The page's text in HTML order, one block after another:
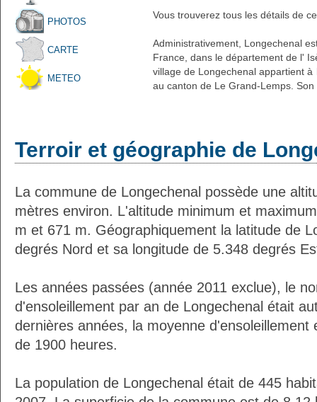
PHOTOS
CARTE
METEO
Vous trouverez tous les détails de
Administrativement, Longechenal
France, dans le département de l'
village de Longechenal appartient
au canton de Le Grand-Lemps.
Terroir et géographie de
La commune de Longechenal possède une
mètres environ. L'altitude minimum et
m et 671 m. Géographiquement la latitude de
degrés Nord et sa longitude de 5.348 degrés
Les années passées (année 2011 exclue), le
d'ensoleillement par an de Longechenal était
dernières années, la moyenne d'ensoleillement
de 1900 heures.
La population de Longechenal était de 445